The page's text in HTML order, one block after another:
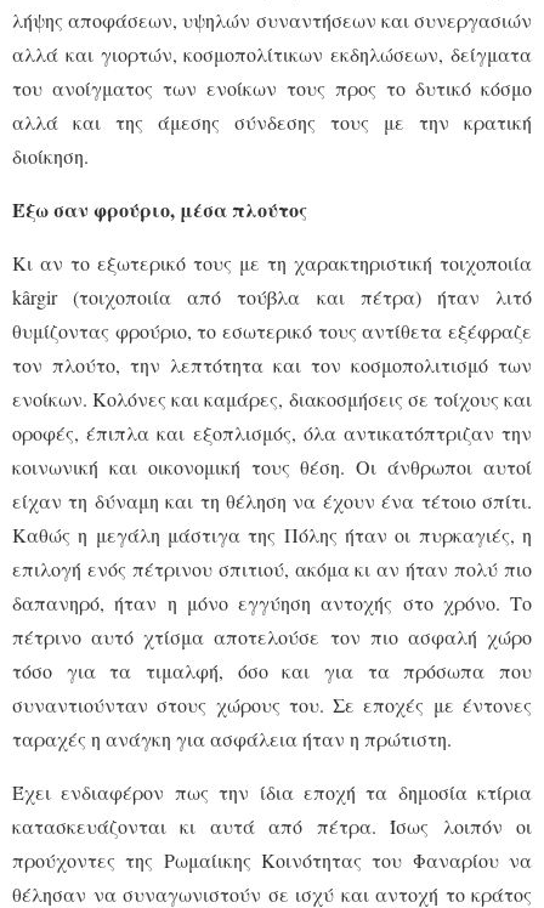
λήψης αποφάσεων, υψηλών συναντήσεων και συνεργασιών
αλλά και γιορτών, κοσμοπολίτικων εκδηλώσεων, δείγματα
του ανοίγματος των ενοίκων τους προς το δυτικό κόσμο
αλλά και της άμεσης σύνδεσης τους με την κρατική
διοίκηση.
Έξω σαν φρούριο, μέσα πλούτος
Κι αν το εξωτερικό τους με τη χαρακτηριστική τοιχοποιία
kârgir (τοιχοποιία από τούβλα και πέτρα) ήταν λιτό
θυμίζοντας φρούριο, το εσωτερικό τους αντίθετα εξέφραζε
τον πλούτο, την λεπτότητα και τον κοσμοπολιτισμό των
ενοίκων. Κολόνες και καμάρες, διακοσμήσεις σε τοίχους και
οροφές, έπιπλα και εξοπλισμός, όλα αντικατόπτριζαν την
κοινωνική και οικονομική τους θέση. Οι άνθρωποι αυτοί
είχαν τη δύναμη και τη θέληση να έχουν ένα τέτοιο σπίτι.
Καθώς η μεγάλη μάστιγα της Πόλης ήταν οι πυρκαγιές, η
επιλογή ενός πέτρινου σπιτιού, ακόμα κι αν ήταν πολύ πιο
δαπανηρό, ήταν η μόνο εγγύηση αντοχής στο χρόνο. Το
πέτρινο αυτό χτίσμα αποτελούσε τον πιο ασφαλή χώρο
τόσο για τα τιμαλφή, όσο και για τα πρόσωπα που
συναντιούνταν στους χώρους του. Σε εποχές με έντονες
ταραχές η ανάγκη για ασφάλεια ήταν η πρώτιστη.
Έχει ενδιαφέρον πως την ίδια εποχή τα δημοσία κτίρια
κατασκευάζονται κι αυτά από πέτρα. Ίσως λοιπόν οι
προύχοντες της Ρωμαίικης Κοινότητας του Φαναρίου να
θέλησαν να συναγωνιστούν σε ισχύ και αντοχή το κράτος